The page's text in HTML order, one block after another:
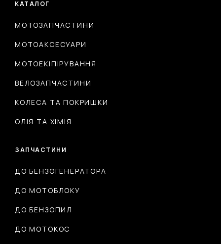
КАТАЛОГ
МОТОЗАПЧАСТИНИ
МОТОАКСЕСУАРИ
МОТОЕКІПІРУВАННЯ
ВЕЛОЗАПЧАСТИНИ
КОЛЕСА ТА ПОКРИШКИ
ОЛІЯ ТА ХІМІЯ
ЗАПЧАСТИНИ
ДО БЕНЗОГЕНЕРАТОРА
ДО МОТОБЛОКУ
ДО БЕНЗОПИЛ
ДО МОТОКОС